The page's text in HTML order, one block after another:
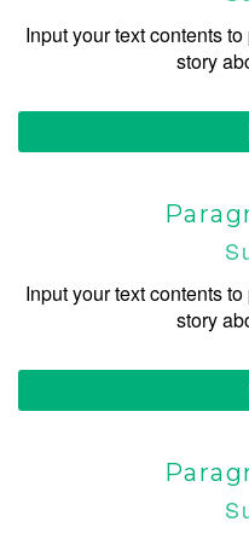
Input your text contents
story
Input your text contents
story